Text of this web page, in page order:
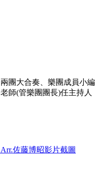
團大合奏、樂團成員小編
師(管樂團團長)任主持人